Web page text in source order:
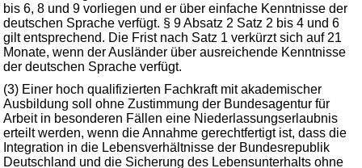
bis 6, 8 und 9 vorliegen und er über einfache Kenntnisse der
deutschen Sprache verfügt. § 9 Absatz 2 Satz 2 bis 4 und 6
gilt entsprechend. Die Frist nach Satz 1 verkürzt sich auf 21
Monate, wenn der Ausländer über ausreichende Kenntnisse
der deutschen Sprache verfügt.
(3) Einer hoch qualifizierten Fachkraft mit akademischer
Ausbildung soll ohne Zustimmung der Bundesagentur für
Arbeit in besonderen Fällen eine Niederlassungserlaubnis
erteilt werden, wenn die Annahme gerechtfertigt ist, dass die
Integration in die Lebensverhältnisse der Bundesrepublik
Deutschland und die Sicherung des Lebensunterhalts ohne